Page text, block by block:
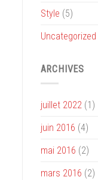
Style (5)
Uncategorized
ARCHIVES
juillet 2022(1)
juin 2016 (4)
mai 2016 (2)
mars 2016 (2)